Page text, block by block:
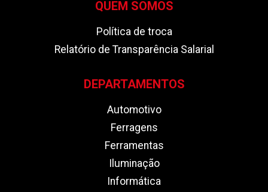
QUEM SOMOS
Política de troca
Relatório de Transparência Salarial
DEPARTAMENTOS
Automotivo
Ferragens
Ferramentas
Iluminação
Informática